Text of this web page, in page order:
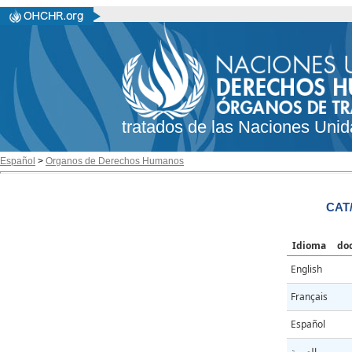
tratados de las Naciones
Español > Organos de Derechos Humanos
Idioma
English
Français
Español